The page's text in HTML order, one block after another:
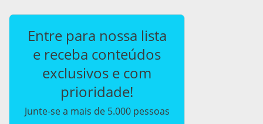
Entre para nossa lista
e receba conteúdos
exclusivos e com
prioridade!
Junte-se a mais de 5.000 pessoas